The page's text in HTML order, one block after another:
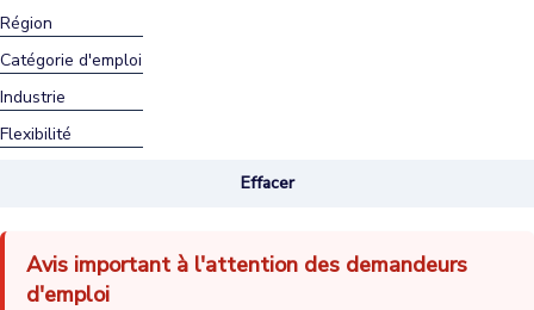
Région
Catégorie d'emploi
Industrie
Flexibilité
Effacer
Avis important à l'attention des demandeurs
d'emploi